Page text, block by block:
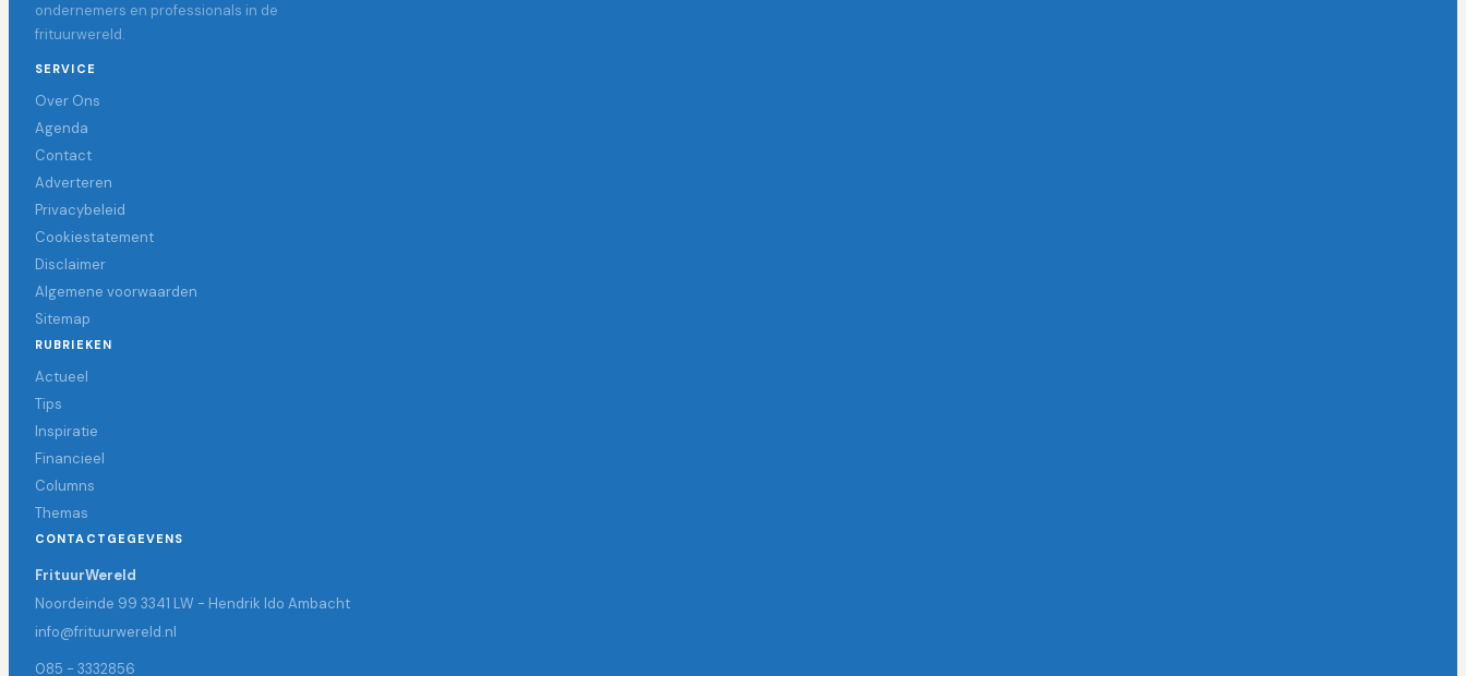
ondernemers en professionals in de
frituurwereld.
SERVICE
Over Ons
Agenda
Contact
Adverteren
Privacybeleid
Cookiestatement
Disclaimer
Algemene voorwaarden
Sitemap
RUBRIEKEN
Actueel
Tips
Inspiratie
Financieel
Columns
Themas
CONTACTGEGEVENS
FrituurWereld
Noordeinde 99 3341 LW - Hendrik Ido Ambacht
info@frituurwereld.nl
085 - 3332856